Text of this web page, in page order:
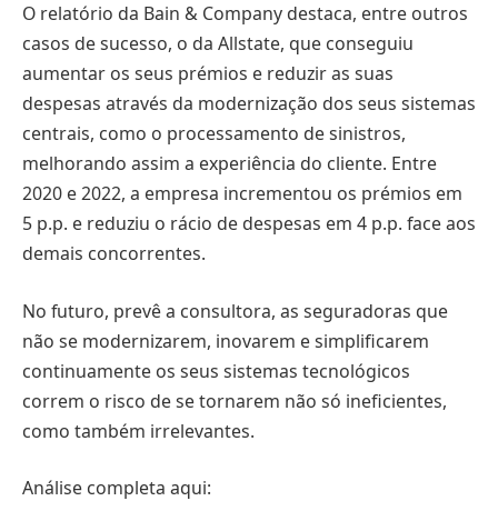
O relatório da Bain & Company destaca, entre outros
casos de sucesso, o da Allstate, que conseguiu
aumentar os seus prémios e reduzir as suas
despesas através da modernização dos seus sistemas
centrais, como o processamento de sinistros,
melhorando assim a experiência do cliente. Entre
2020 e 2022, a empresa incrementou os prémios em
5 p.p. e reduziu o rácio de despesas em 4 p.p. face aos
demais concorrentes.
No futuro, prevê a consultora, as seguradoras que
não se modernizarem, inovarem e simplificarem
continuamente os seus sistemas tecnológicos
correm o risco de se tornarem não só ineficientes,
como também irrelevantes.
Análise completa aqui: